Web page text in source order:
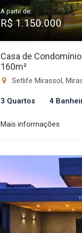
A partir de:
R$ 1.150.000
Casa de
160m²
Setlife Mirassol,
3 Quartos 4
Mais informações